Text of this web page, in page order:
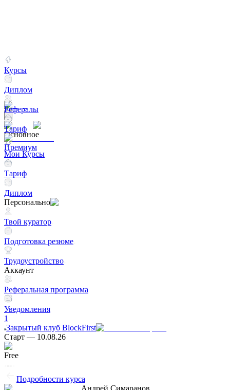
Курсы
Диплом
Рефералы
Тариф
Премиум
Основное
Мои Курсы
Тариф
Диплом
Персонально
Твой куратор
Подготовка резюме
Трудоустройство
Аккаунт
Реферальная программа
Уведомления
1
Закрытый клуб BlockFirst
Старт — 10.08.26
Free
Подробности курса
Андрей Симаранов